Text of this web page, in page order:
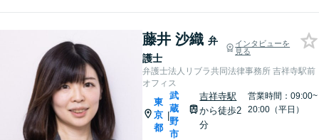
藤井 沙織 弁
護士
インタビューを
見る
弁護士法人リブラ共同法律事務所 吉祥寺駅前
オフィス
東
京
都
|
武
蔵
野
市
吉祥寺駅
から徒歩2
分
営業時間：09:00~
20:00（平日）